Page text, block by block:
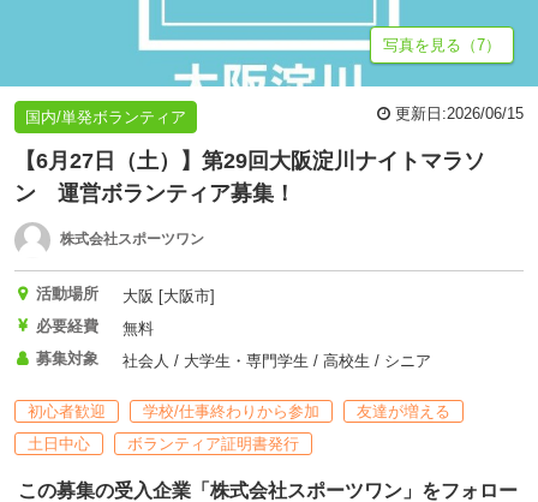
写真を見る（7）
国内/単発ボランティア 更新日:2026/06/15
【6月27日（土）】第29回大阪淀川ナイトマラソ
ン 運営ボランティア募集！
株式会社スポーツワン
活動場所
大阪 [大阪市]
必要経費
無料
募集対象
社会人 / 大学生・専門学生 / 高校生 / シニア
初心者歓迎 学校/仕事終わりから参加
友達が増える
土日中心
ボランティア証明書発行
この募集の受入企業「株式会社スポーツワン」をフォロー